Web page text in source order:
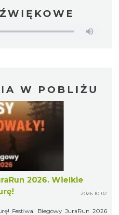
W POBLIŻU
2026. Wielkie
2026-10-02
Festiwal Biegowy JuraRun 2026